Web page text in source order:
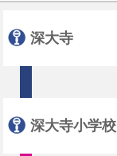
深大寺
深大寺小学校